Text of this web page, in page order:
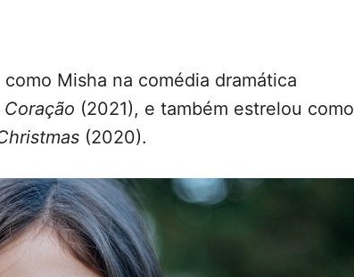
Misha na comédia dramática
(2021), e também estrelou como
(2020).